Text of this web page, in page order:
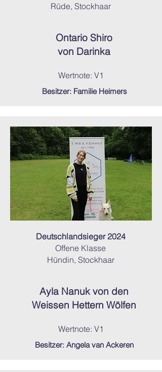
Rüde, Stockhaar
Ontario Shiro
von Darinka
Wertnote: V1
Besitzer: Familie Heimers
Deutschlandsieger 2024
Offene Klasse
Hündin, Stockhaar
Ayla Nanuk von den
Weissen Hettern Wölfen
Wertnote: V1
Besitzer: Angela van Ackeren